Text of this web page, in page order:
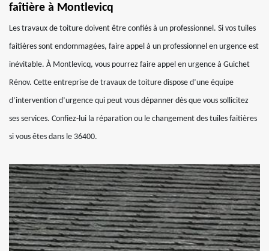
faîtière à Montlevicq
Les travaux de toiture doivent être confiés à un professionnel. Si vos tuiles
faitières sont endommagées, faire appel à un professionnel en urgence est
inévitable. À Montlevicq, vous pourrez faire appel en urgence à Guichet
Rénov. Cette entreprise de travaux de toiture dispose d’une équipe
d’intervention d’urgence qui peut vous dépanner dès que vous sollicitez
ses services. Confiez-lui la réparation ou le changement des tuiles faitières
si vous êtes dans le 36400.